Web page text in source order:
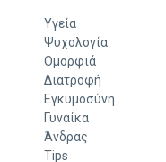
Υγεία
Ψυχολογία
Ομορφιά
Διατροφή
Εγκυμοσύνη
Γυναίκα
Άνδρας
Tips